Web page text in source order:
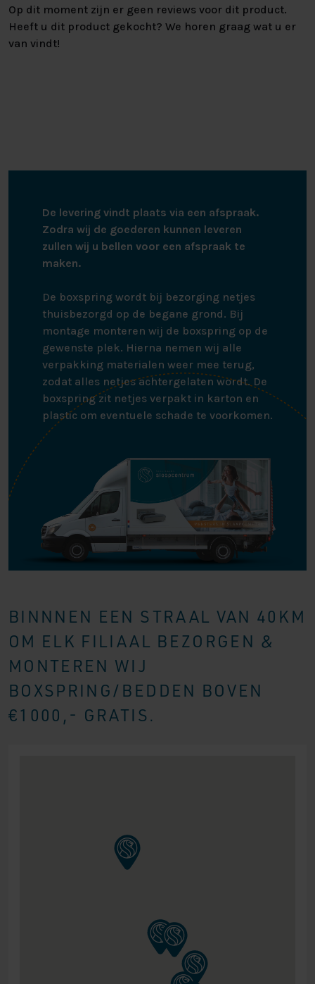
Op dit moment zijn er geen reviews voor dit product.
Heeft u dit product gekocht? We horen graag wat u er
van vindt!
De levering vindt plaats via een afspraak.
Zodra wij de goederen kunnen leveren
zullen wij u bellen voor een afspraak te
maken.
De boxspring wordt bij bezorging netjes
thuisbezorgd op de begane grond. Bij
montage monteren wij de boxspring op de
gewenste plek. Hierna nemen wij alle
verpakking materialen weer mee terug,
zodat alles netjes achtergelaten wordt. De
boxspring zit netjes verpakt in karton en
plastic om eventuele schade te voorkomen.
BINNNEN EEN STRAAL VAN 40KM
OM ELK FILIAAL BEZORGEN &
MONTEREN WIJ
BOXSPRING/BEDDEN BOVEN
€1000,- GRATIS.